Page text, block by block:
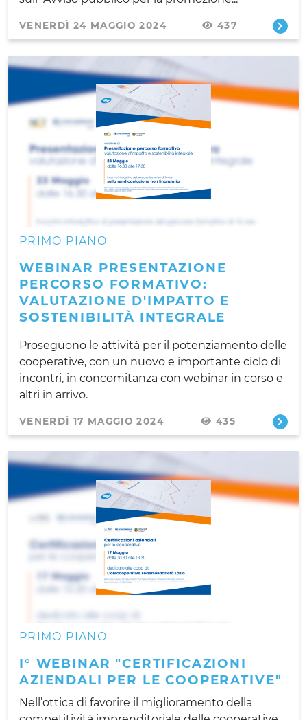
VENERDÌ 24 MAGGIO 2024 437
PRIMO PIANO
WEBINAR PRESENTAZIONE
PERCORSO FORMATIVO:
VALUTAZIONE D'IMPATTO E
SOSTENIBILITÀ INTEGRALE
Proseguono le attività per il potenziamento delle
cooperative, con un nuovo e importante ciclo di
incontri, in concomitanza con webinar in corso e
altri in arrivo.
VENERDÌ 17 MAGGIO 2024 435
PRIMO PIANO
I° WEBINAR "CERTIFICAZIONI
AZIENDALI PER LE COOPERATIVE"
Nell’ottica di favorire il miglioramento della